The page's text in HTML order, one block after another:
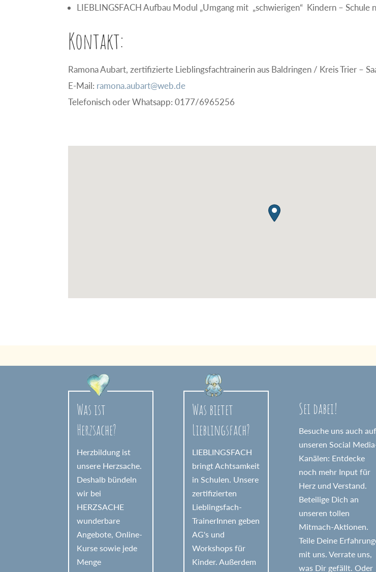
LIEBLINGSFACH Aufbau Modul „Umgang mit „schwierigen“ Kindern – Schule
Kontakt:
Ramona Aubart, zertifizierte Lieblingsfachtrainerin aus Baldringen / Kreis Trier –
E-Mail: ramona.aubart@web.de
Telefonisch oder Whatsapp: 0177/6965256
Was ist
Herzsache?
Herzbildung ist
unsere Herzsache.
Deshalb bündeln
wir bei
HERZSACHE
wunderbare
Angebote, Online-
Kurse sowie jede
Menge
Was bietet
Lieblingsfach?
LIEBLINGSFACH
bringt Achtsamkeit
in Schulen. Unsere
zertifizierten
Lieblingsfach-
TrainerInnen geben
AG's und
Workshops für
Kinder. Außerdem
Sei dabei!
Besuche uns auch auf
unseren Social
Kanälen: Entdecke
noch mehr Input für
Herz und Verstand.
Beteilige Dich an
unseren tollen
Mitmach-Aktionen.
Teile Deine
mit uns. Verrate uns,
was Dir gefällt. Oder